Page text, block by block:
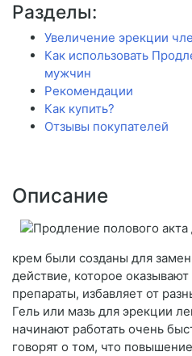
Разделы:
Увеличение эрекции
Как использовать
мужчин
Рекомендации
Как купить?
Отзывы покупателей
Описание
крем были созданы для
действие, которое
препараты, избавляет от
Гель или мазь для эрекции
начинают работать очень
говорят о том, что